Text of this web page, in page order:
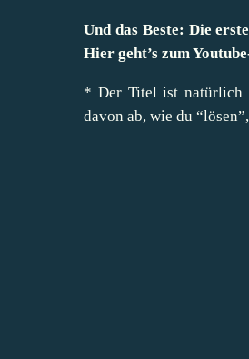
Und das Beste: Die
Hier geht’s zum
* Der Titel ist natürlich
davon ab, wie du